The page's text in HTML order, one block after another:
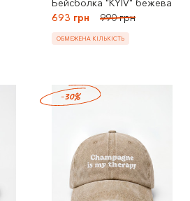
Бейсболка "KYIV" бежева
693 грн
990 грн
ОБМЕЖЕНА КІЛЬКІСТЬ
-30%